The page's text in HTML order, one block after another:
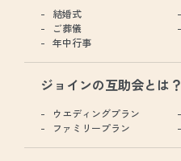
結婚式
ご葬儀
年中行事
ジョインの互助会とは？
ウエディングプラン
ファミリープラン